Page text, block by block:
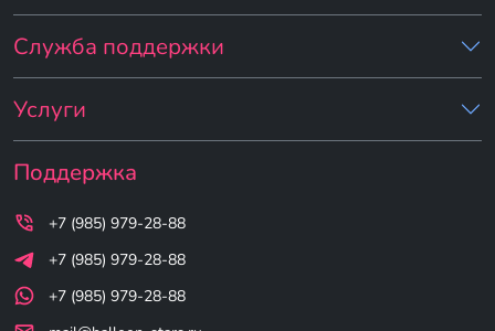
Служба поддержки
Услуги
Поддержка
+7 (985) 979-28-88
+7 (985) 979-28-88
+7 (985) 979-28-88